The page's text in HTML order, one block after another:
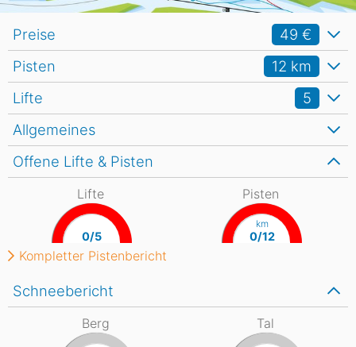
Allgemeines
Lifte 5
Pisten 12 km
Schneebericht
Berg Tal
Offene Lifte & Pisten
Lifte
0/5
Pisten
km
0/12
Kompletter Pistenbericht
Preise 49 €